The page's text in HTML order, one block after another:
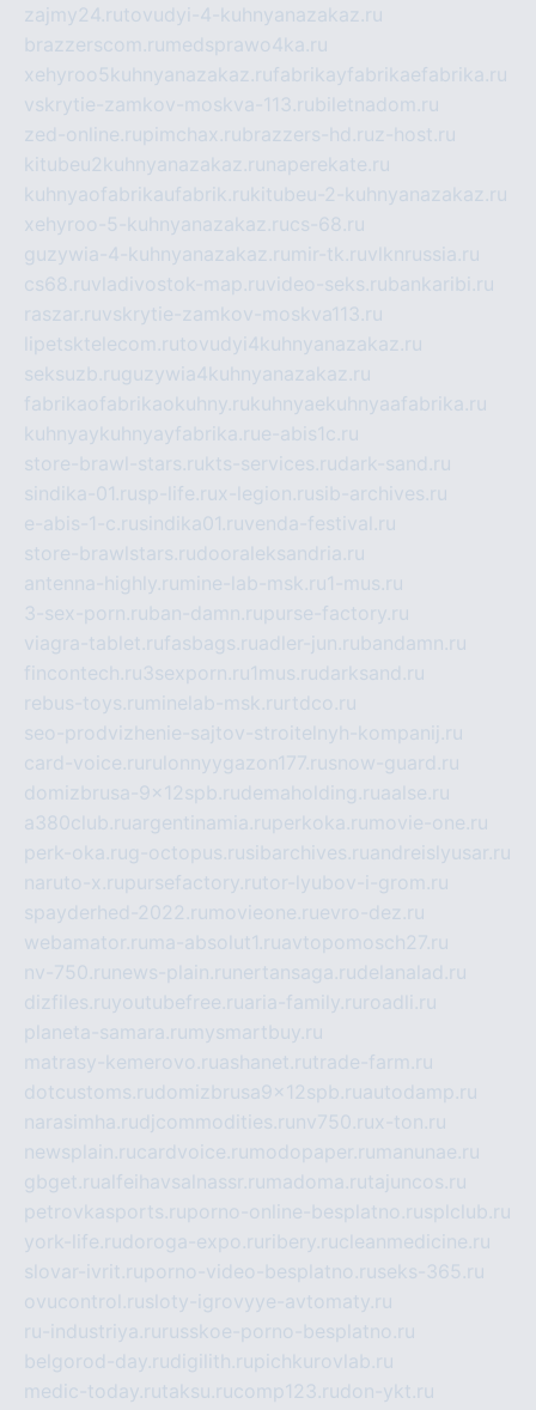
zajmy24.rutovudyi-4-kuhnyanazakaz.ru
brazzerscom.ru medsprawo4ka.ru
xehyroo5kuhnyanazakaz.rufabrikayfabrikaefabrika.ru
vskrytie-zamkov-moskva-113.rubiletnadom.ru
zed-online.rupimchax.rubrazzers-hd.ruz-host.ru
kitubeu2kuhnyanazakaz.ru naperekate.ru
kuhnyaofabrikaufabrik.rukitubeu-2-kuhnyanazakaz.ru
xehyroo-5-kuhnyanazakaz.rucs-68.ru
guzywia-4-kuhnyanazakaz.ru mir-tk.ruvlknrussia.ru
cs68.ruvladivostok-map.ruvideo-seks.rubankaribi.ru
raszar.ruvskrytie-zamkov-moskva113.ru
lipetsktelecom.rutovudyi4kuhnyanazakaz.ru
seksuzb.ruguzywia4kuhnyanazakaz.ru
fabrikaofabrikaokuhny.rukuhnyaekuhnyaafabrika.ru
kuhnyaykuhnyayfabrika.rue-abis1c.ru
store-brawl-stars.rukts-services.rudark-sand.ru
sindika-01.rusp-life.rux-legion.rusib-archives.ru
e-abis-1-c.rusindika01.ruvenda-festival.ru
store-brawlstars.rudooraleksandria.ru
antenna-highly.ru mine-lab-msk.ru1-mus.ru
3-sex-porn.ruban-damn.rupurse-factory.ru
viagra-tablet.rufasbags.ruadler-jun.rubandamn.ru
fincontech.ru3sexporn.ru1mus.rudarksand.ru
rebus-toys.ru minelab-msk.ru rtdco.ru
seo-prodvizhenie-sajtov-stroitelnyh-kompanij.ru
card-voice.ru rulonnyygazon177.rusnow-guard.ru
domizbrusa-9x12spb.rudemaholding.ruaalse.ru
a380club.ruargentinamia.ruperkoka.ru movie-one.ru
perk-oka.rug-octopus.rusibarchives.ruandreislyusar.ru
naruto-x.rupursefactory.rutor-lyubov-i-grom.ru
spayderhed-2022.ru movieone.ruevro-dez.ru
webamator.ru ma-absolut1.ruavtopomosch27.ru
nv-750.ru news-plain.ru nertansaga.rudelanalad.ru
dizfiles.ruyoutubefree.ruaria-family.ru roadli.ru
planeta-samara.ru mysmartbuy.ru
matrasy-kemerovo.ruashanet.rutrade-farm.ru
dotcustoms.rudomizbrusa9x12spb.ruautodamp.ru
narasimha.rudjcommodities.ru nv750.rux-ton.ru
newsplain.rucardvoice.ru modopaper.ru manunae.ru
gbget.rualfeihavsalnassr.ru madoma.rutajuncos.ru
petrovkasports.ruporno-online-besplatno.rusplclub.ru
york-life.rudoroga-expo.ru ribery.rucleanmedicine.ru
slovar-ivrit.ruporno-video-besplatno.ruseks-365.ru
ovucontrol.rusloty-igrovyye-avtomaty.ru
ru-industriya.ru russkoe-porno-besplatno.ru
belgorod-day.rudigilith.rupichkurovlab.ru
medic-today.rutaksu.rucomp123.rudon-ykt.ru